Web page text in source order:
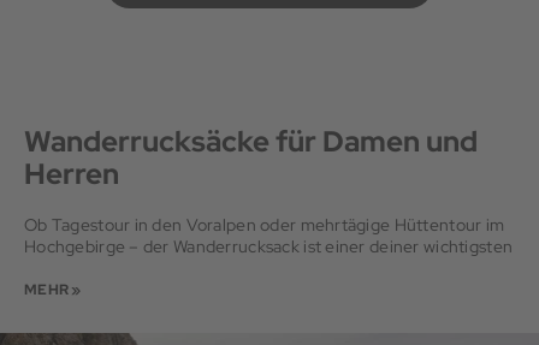
Wanderrucksäcke für Damen und
Herren
Ob Tagestour in den Voralpen oder mehrtägige Hüttentour im
Hochgebirge – der Wanderrucksack ist einer deiner wichtigsten
Verpflegung, Kleidung, Ausrüstung. Bei uns findest du den
Wanderrucksack für Tagestouren bis zu größeren Modellen für
MEHR »